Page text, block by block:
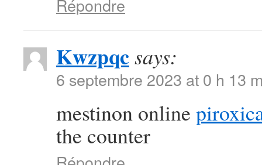
Répondre
Kwzpqcsays:
6 septembre 2023 at 0 h 13
mestinon online
the counter